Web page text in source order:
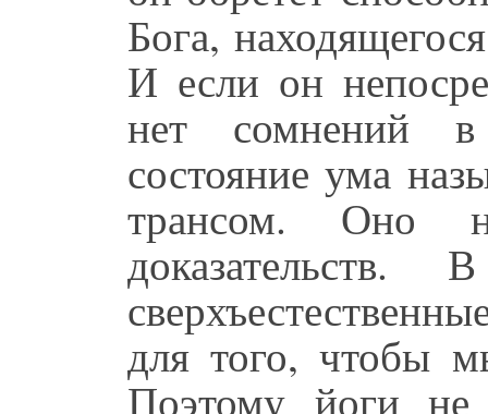
Бога,
И если он
нет сомнений
состояние ума
трансом. Оно
для того, чтобы
Поэтому йоги